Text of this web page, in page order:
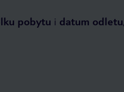
pobytu i datum odletu